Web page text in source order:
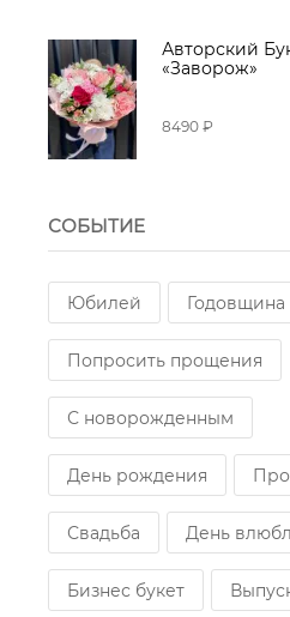
Авторский
«Заворож»
8490 ₽
СОБЫТИЕ
Юбилей Годовщина
Попросить прощения
С новорожденным
День рождения
Свадьба День
Бизнес букет